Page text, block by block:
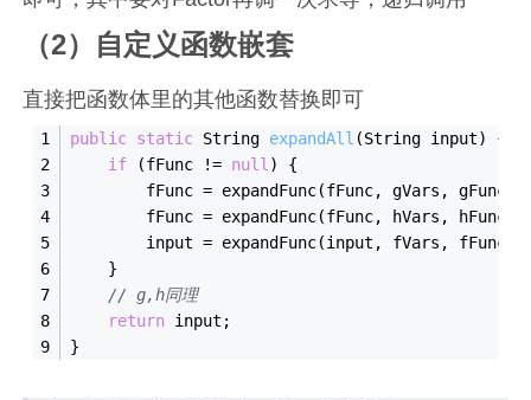
（2）自定义函数嵌套
直接把函数体里的其他函数替换即可
public static String expandAll (String input)
{
if (fFunc != null ) {
        fFunc = expand
Func(fFunc, gVars , gFunc
        fFunc = expand
Func(fFunc, hVars , hFunc
        input = expand
Func(input , fVars , fFunc
    }
// g,h同理
return input;
}